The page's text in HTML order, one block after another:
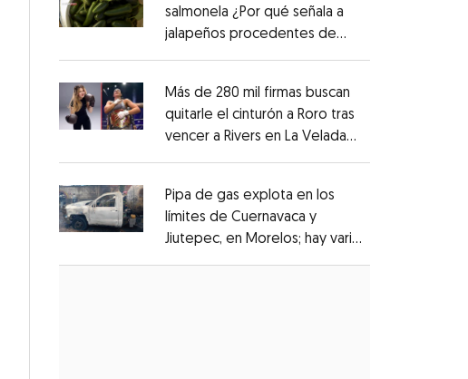
Opens in new window
salmonela ¿Por qué señala a
jalapeños procedentes de
Opens in new window
Más de 280 mil firmas buscan
quitarle el cinturón a Roro tras
vencer a Rivers en La Velada
Opens in new window
Pipa de gas explota en los
límites de Cuernavaca y
Jiutepec, en Morelos; hay varios